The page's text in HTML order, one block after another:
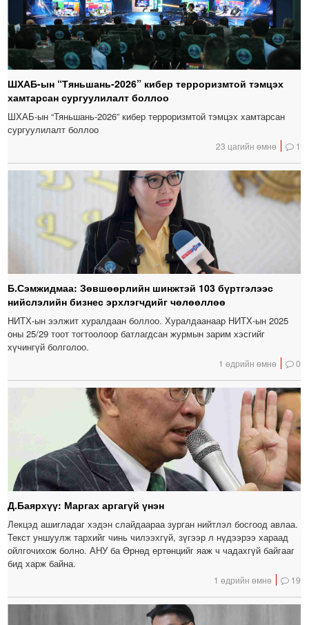
ШХАБ-ын “Тяньшань-2026” кибер терроризмтой тэмцэх
хамтарсан сургуулилалт боллоо
ШХАБ-ын “Тяньшань-2026” кибер терроризмтой тэмцэх хамтарсан
сургуулилалт боллоо
23 цагийн өмнө 1
Б.Сэмжидмаа: Зөвшөөрлийн шинжтэй 103 бүртгэлээс
нийслэлийн бизнес эрхлэгчдийг чөлөөллөө
НИТХ-ын ээлжит хуралдаан боллоо. Хуралдаанаар НИТХ-ын 2025
оны 25/29 тоот тогтоолоор батлагдсан журмын зарим хэсгийг
хүчингүй болголоо.
1 өдрийн өмнө 0
Д.Баярхүү: Маргах аргагүй үнэн
Лекцэд ашигладаг хэдэн слайдаараа зурган нийтлэл босгоод авлаа.
Текст уншуулж тархийг чинь чилээхгүй, зүгээр л нүдээрээ хараад
ойлгочихож болно. АНУ ба Өрнөд ертөнцийг яаж ч чадахгүй байгааг
бид харж байна.
1 өдрийн өмнө 19